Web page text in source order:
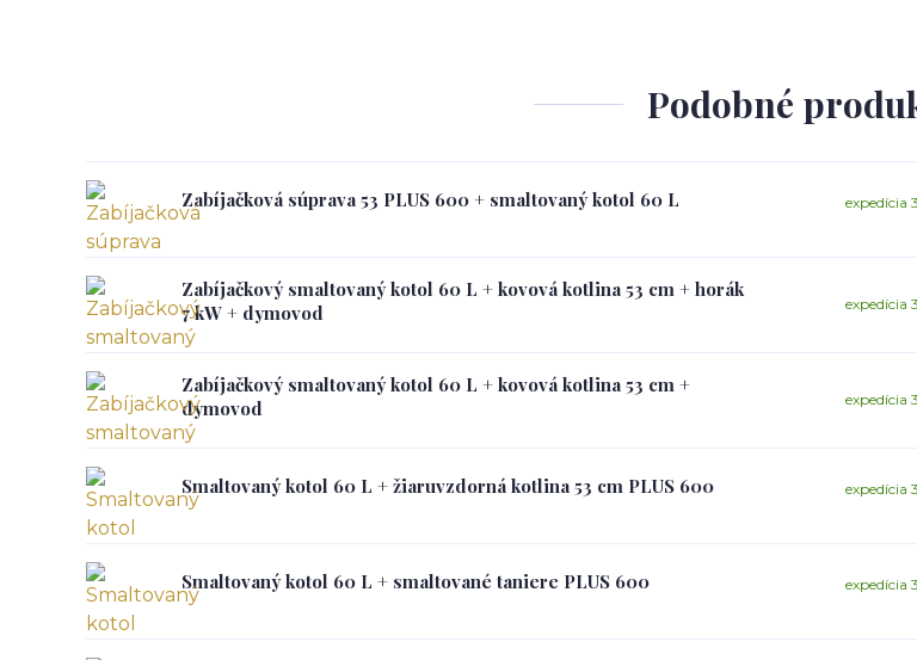
Podobné
Zabíjačková súprava 53 PLUS 600 + smaltovaný kotol 60 L expedícia
Zabíjačkový smaltovaný kotol 60 L + kovová kotlina 53 cm + horák
7 kW + dymovod
expedícia
Zabíjačkový smaltovaný kotol 60 L + kovová kotlina 53 cm +
dymovod
expedícia
Smaltovaný kotol 60 L + žiaruvzdorná kotlina 53 cm PLUS 600 expedícia
Smaltovaný kotol 60 L + smaltované taniere PLUS 600 expedícia